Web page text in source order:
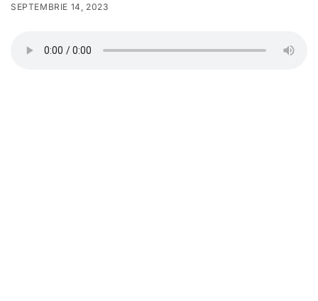
SEPTEMBRIE 14, 2023